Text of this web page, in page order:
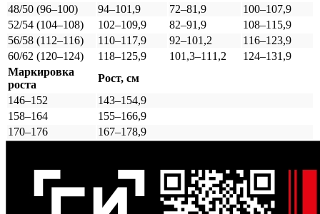
48/50 (96–100)
94–101,9 72–81,9
100–107,9
52/54 (104–108)
102–109,9 82–91,9
108–115,9
56/58 (112–116)
110–117,9 92–101,2
116–123,9
60/62 (120–124)
118–125,9 101,3–111,2
124–131,9
Маркировка
роста
Рост, см
146–152
143–154,9
158–164
155–166,9
170–176
167–178,9